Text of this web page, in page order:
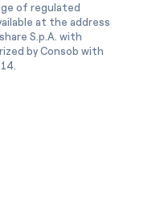
of regulated
at the address
S.p.A. with
by Consob with